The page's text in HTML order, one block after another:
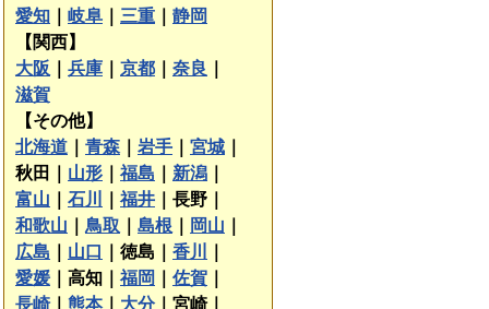
愛知
岐阜 三重
静岡
【関西】
大阪
兵庫 京都 奈良
滋賀
【その他】
北海道
青森 岩手 宮城
秋田｜ 山形 福島 新潟
富山
石川 福井
長野｜
和歌山
鳥取 島根 岡山
広島
山口 徳島｜ 香川
愛媛
高知｜ 福岡 佐賀
長崎｜ 熊本｜ 大分｜ 宮崎｜